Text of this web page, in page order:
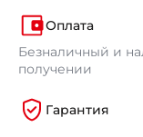
Оплата
Безналичный и
получении
Гарантия